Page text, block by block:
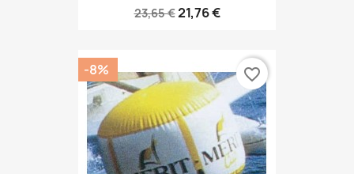
23,65 €21,76 €
-8% favorite_border